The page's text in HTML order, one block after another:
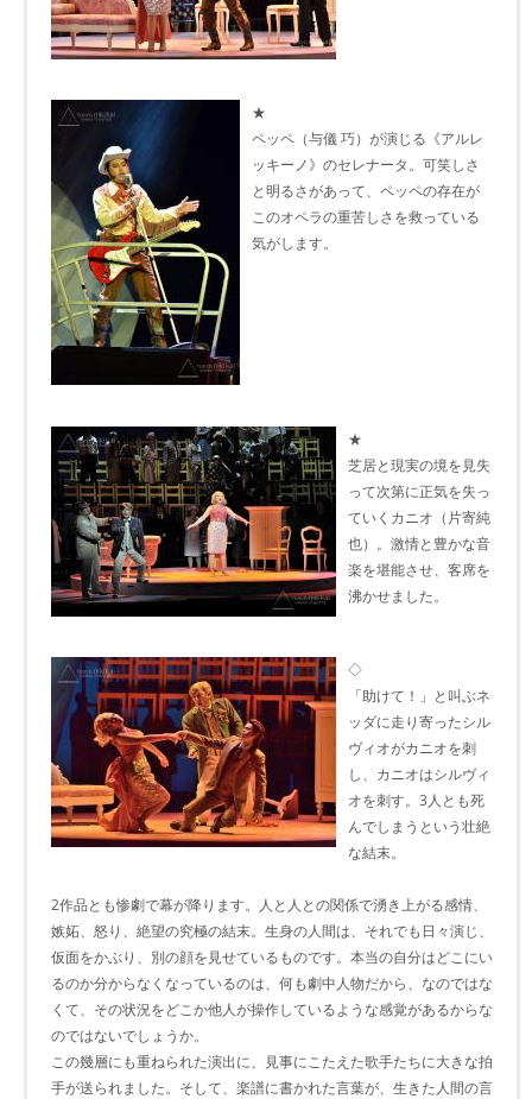
★
ペッペ（与儀 巧）が演じる《アルレ
ッキーノ》のセレナータ。可笑しさ
と明るさがあって、ペッペの存在が
このオペラの重苦しさを救っている
気がします。
★
芝居と現実の境を見失
って次第に正気を失っ
ていくカニオ（片寄純
也）。激情と豊かな音
楽を堪能させ、客席を
沸かせました。
◇
「助けて！」と叫ぶネ
ッダに走り寄ったシル
ヴィオがカニオを刺
し、カニオはシルヴィ
オを刺す。3人とも死
んでしまうという壮絶
な結末。
2作品とも惨劇で幕が降ります。人と人との関係で湧き上がる感情、
嫉妬、怒り、絶望の究極の結末。生身の人間は、それでも日々演じ、
仮面をかぶり、別の顔を見せているものです。本当の自分はどこにい
るのか分からなくなっているのは、何も劇中人物だから、なのではな
くて、その状況をどこか他人が操作しているような感覚があるからな
のではないでしょうか。
この幾層にも重ねられた演出に、見事にこたえた歌手たちに大きな拍
手が送られました。そして、楽譜に書かれた言葉が、生きた人間の言